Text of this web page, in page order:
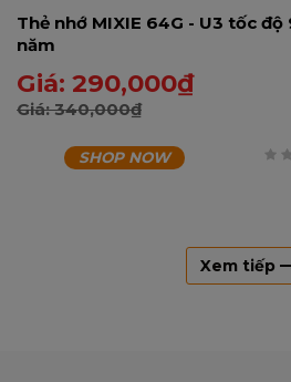
Thẻ nhớ MIXIE 64G - U3 tốc
năm
Giá: 290,000₫
Giá:340,000₫
SHOP NOW
Xem tiếp